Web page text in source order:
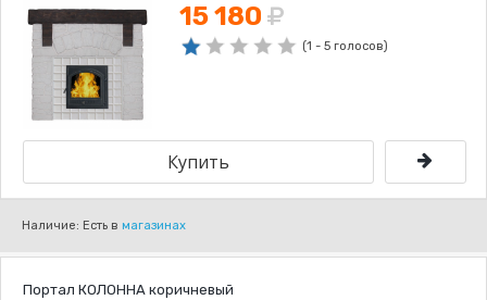
15 180
(1 - 5 голосов)
Наличие: Есть в магазинах
Портал КОЛОННА коричневый